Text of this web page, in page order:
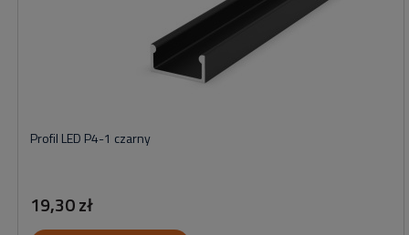
Profil LED P4-1 czarny
19,30 zł